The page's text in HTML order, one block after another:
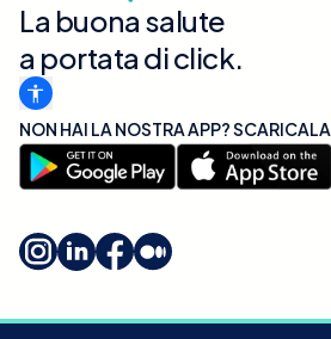
La buona salute
a portata di click.
NON HAI LA NOSTRA APP? SCARICALA